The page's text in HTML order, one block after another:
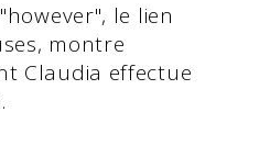
le lien
montre
Claudia effectue